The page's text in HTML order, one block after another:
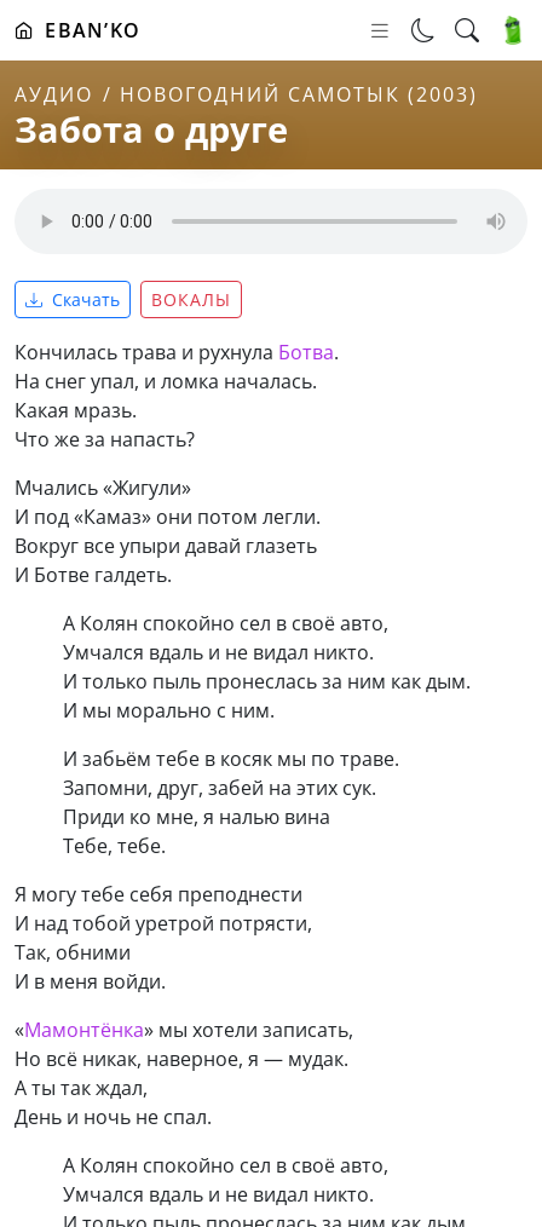
EBAN’KO
АУДИО НОВОГОДНИЙ САМОТЫК (2003)
Забота о друге
Скачать ВОКАЛЫ
Кончилась трава и рухнула Ботва.
На снег упал, и ломка началась.
Какая мразь.
Что же за напасть?
Мчались «Жигули»
И под «Камаз» они потом легли.
Вокруг все упыри давай глазеть
И Ботве галдеть.
А Колян спокойно сел в своё авто,
Умчался вдаль и не видал никто.
И только пыль пронеслась за ним как дым.
И мы морально с ним.
И забьём тебе в косяк мы по траве.
Запомни, друг, забей на этих сук.
Приди ко мне, я налью вина
Тебе, тебе.
Я могу тебе себя преподнести
И над тобой уретрой потрясти,
Так, обними
И в меня войди.
«Мамонтёнка» мы хотели записать,
Но всё никак, наверное, я — мудак.
А ты так ждал,
День и ночь не спал.
А Колян спокойно сел в своё авто,
Умчался вдаль и не видал никто.